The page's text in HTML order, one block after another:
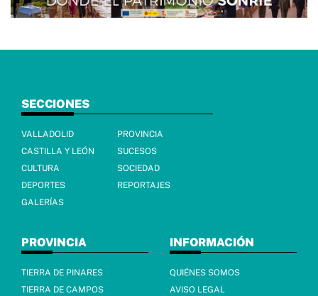
SECCIONES
VALLADOLID
PROVINCIA
CASTILLA Y LEÓN
SUCESOS
CULTURA
SOCIEDAD
DEPORTES
REPORTAJES
GALERÍAS
PROVINCIA
TIERRA DE PINARES
TIERRA DE CAMPOS
INFORMACIÓN
QUIÉNES SOMOS
AVISO LEGAL